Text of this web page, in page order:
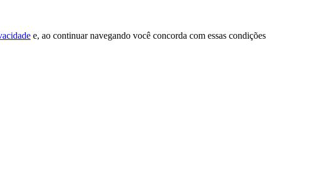
e, ao continuar navegando você concorda com essas condições